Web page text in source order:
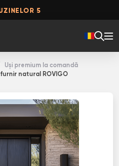
5
Uși premium la comandă
natural ROVIGO